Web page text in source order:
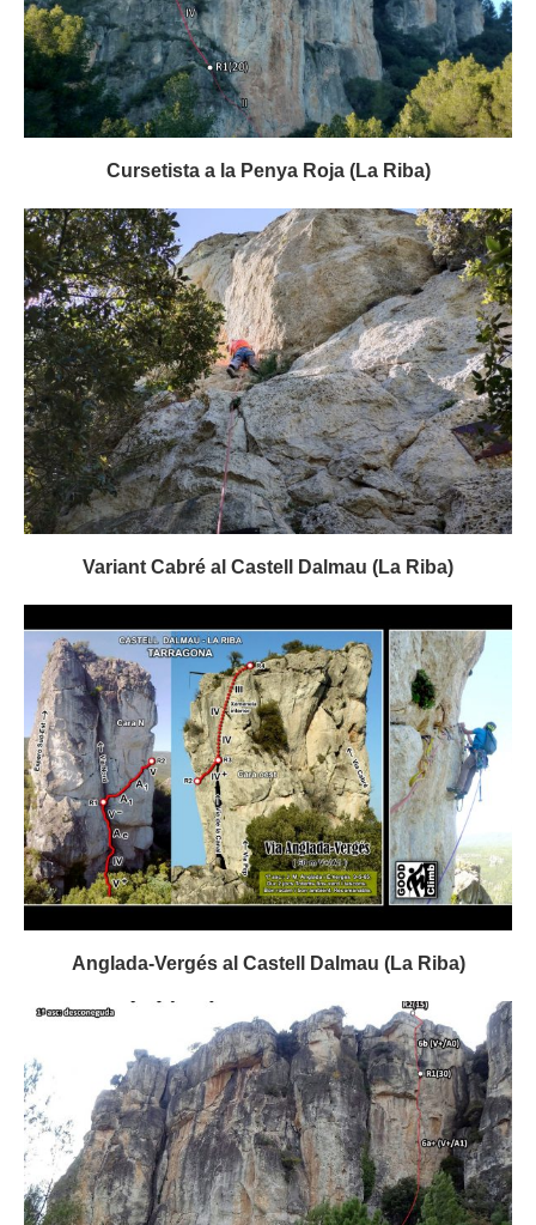
Cursetista a la Penya Roja (La Riba)
Variant Cabré al Castell Dalmau (La Riba)
Anglada-Vergés al Castell Dalmau (La Riba)